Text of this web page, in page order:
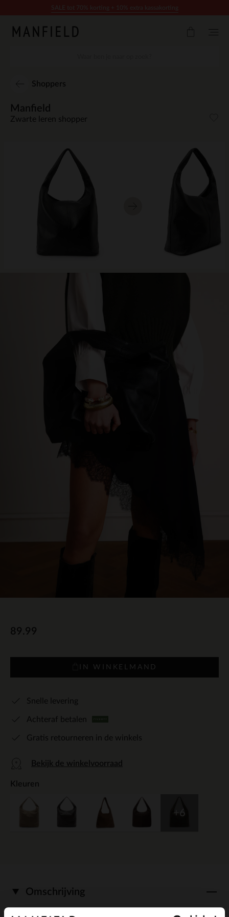
Shoppers
Manfield
Zwarte leren shopper
89.99
IN WINKELMAND
Snelle levering
Achteraf betalen
Gratis retourneren in de winkels
Bekijk de winkelvoorraad
Kleuren
+6
Omschrijving